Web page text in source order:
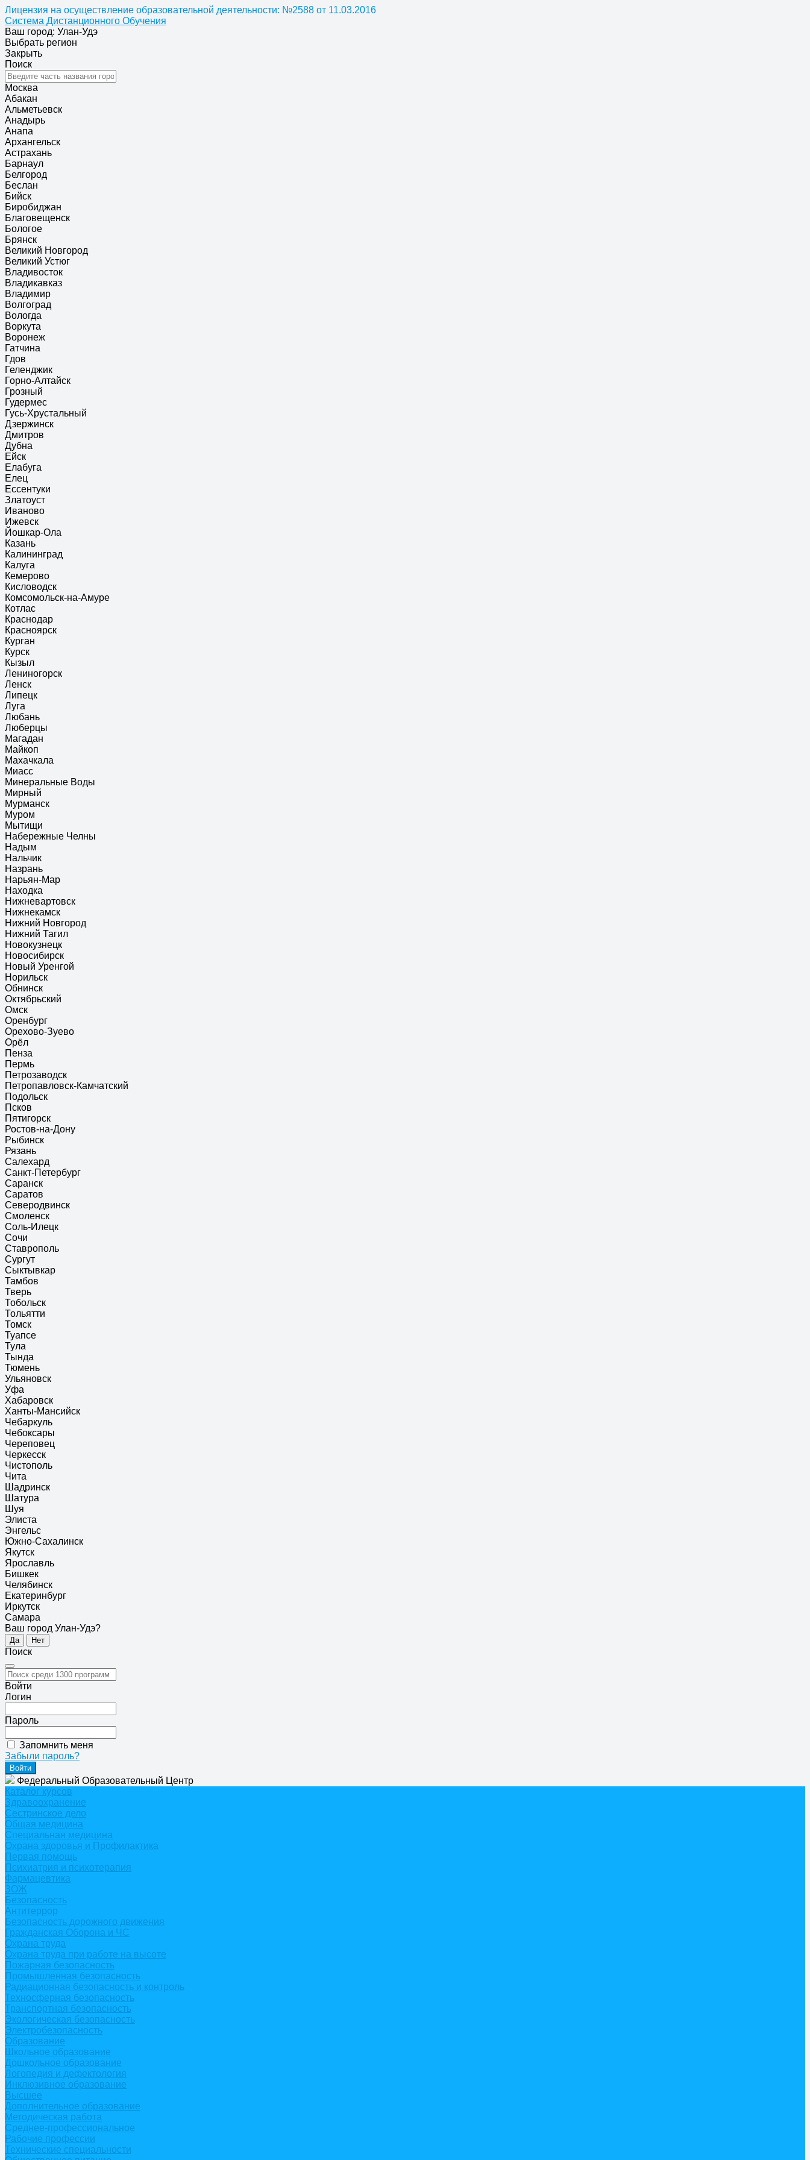
Лицензия на осуществление образовательной деятельности: №2588 от 11.03.2016
Система Дистанционного Обучения
Ваш город: Улан-Удэ
Выбрать регион
Закрыть
Поиск
Москва
Абакан
Альметьевск
Анадырь
Анапа
Архангельск
Астрахань
Барнаул
Белгород
Беслан
Бийск
Биробиджан
Благовещенск
Бологое
Брянск
Великий Новгород
Великий Устюг
Владивосток
Владикавказ
Владимир
Волгоград
Вологда
Воркута
Воронеж
Гатчина
Гдов
Геленджик
Горно-Алтайск
Грозный
Гудермес
Гусь-Хрустальный
Дзержинск
Дмитров
Дубна
Ейск
Елабуга
Елец
Ессентуки
Златоуст
Иваново
Ижевск
Йошкар-Ола
Казань
Калининград
Калуга
Кемерово
Кисловодск
Комсомольск-на-Амуре
Котлас
Краснодар
Красноярск
Курган
Курск
Кызыл
Лениногорск
Ленск
Липецк
Луга
Любань
Люберцы
Магадан
Майкоп
Махачкала
Миасс
Минеральные Воды
Мирный
Мурманск
Муром
Мытищи
Набережные Челны
Надым
Нальчик
Назрань
Нарьян-Мар
Находка
Нижневартовск
Нижнекамск
Нижний Новгород
Нижний Тагил
Новокузнецк
Новосибирск
Новый Уренгой
Норильск
Обнинск
Октябрьский
Омск
Оренбург
Орехово-Зуево
Орёл
Пенза
Пермь
Петрозаводск
Петропавловск-Камчатский
Подольск
Псков
Пятигорск
Ростов-на-Дону
Рыбинск
Рязань
Салехард
Санкт-Петербург
Саранск
Саратов
Северодвинск
Смоленск
Соль-Илецк
Сочи
Ставрополь
Сургут
Сыктывкар
Тамбов
Тверь
Тобольск
Тольятти
Томск
Туапсе
Тула
Тында
Тюмень
Ульяновск
Уфа
Хабаровск
Ханты-Мансийск
Чебаркуль
Чебоксары
Череповец
Черкесск
Чистополь
Чита
Шадринск
Шатура
Шуя
Элиста
Энгельс
Южно-Сахалинск
Якутск
Ярославль
Бишкек
Челябинск
Екатеринбург
Иркутск
Самара
Ваш город Улан-Удэ?
Да Нет
Поиск
Войти
Логин
Пароль
Запомнить меня
Забыли пароль?
Федеральный Образовательный Центр
Каталог курсов
Здравоохранение
Сестринское дело
Общая медицина
Специальная медицина
Охрана здоровья и Профилактика
Первая помощь
Психиатрия и психотерапия
Фармацевтика
ЗОЖ
Безопасность
Антитеррор
Безопасность дорожного движения
Гражданская Оборона и ЧС
Охрана труда
Охрана труда при работе на высоте
Пожарная безопасность
Промышленная безопасность
Радиационная безопасность и контроль
Техносферная безопасность
Транспортная безопасность
Экологическая безопасность
Электробезопасность
Образование
Школьное образование
Дошкольное образование
Логопедия и дефектология
Инклюзивное образование
Высшее
Дополнительное образование
Методическая работа
Среднее-профессиональное
Рабочие профессии
Технические специальности